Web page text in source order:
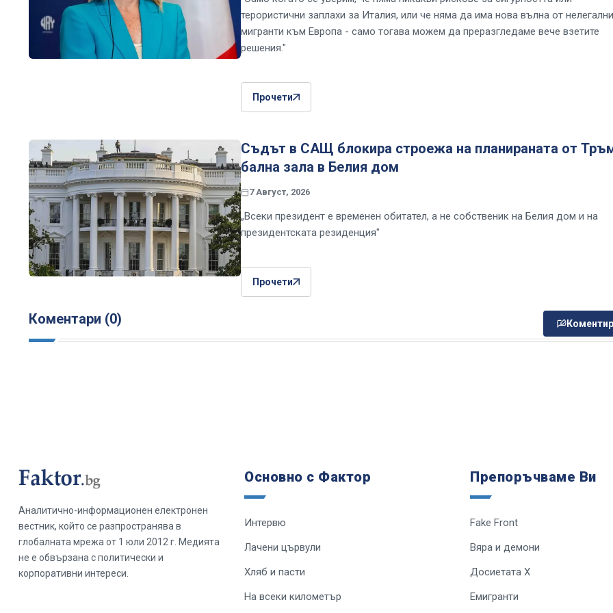
терористични заплахи за Италия, или че няма да има нова вълна от нелегални
мигранти към Европа - само тогава можем да преразгледаме вече взетите
решения."
Прочети
Съдът в САЩ блокира строежа на планираната от
бална зала в Белия дом
7 Август, 2026
„Всеки президент е временен обитател, а не собственик на Белия дом и на
президентската резиденция"
Прочети
Коментари (0)
Аналитично-информационен електронен
вестник, който се разпространява в
глобалната мрежа от 1 юли 2012 г. Медията
не е обвързана с политически и
корпоративни интереси.
Основно с Фактор
Интервю
Лачени цървули
Хляб и пасти
На всеки километър
Препоръчваме Ви
Fake Front
Вяра и демони
Досиетата Х
Емигранти